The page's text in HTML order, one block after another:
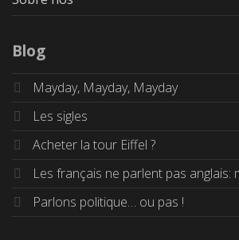
Blog
Mayday, Mayday, Mayday
Les sigles
Acheter la tour Eiffel ?
Les français ne parlent pas anglais:
Parlons politique… ou pas !